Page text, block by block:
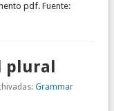
pdf. Fuente:
plural
Grammar